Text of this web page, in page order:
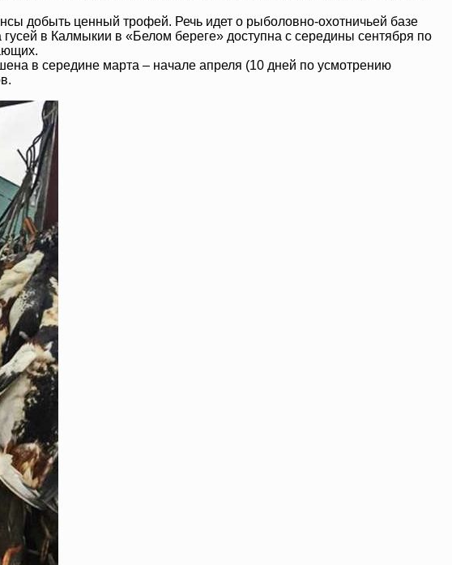
добыть ценный трофей. Речь идет о рыболовно-охотничьей базе
в Калмыкии в «Белом береге» доступна с середины сентября по
в середине марта – начале апреля (10 дней по усмотрению